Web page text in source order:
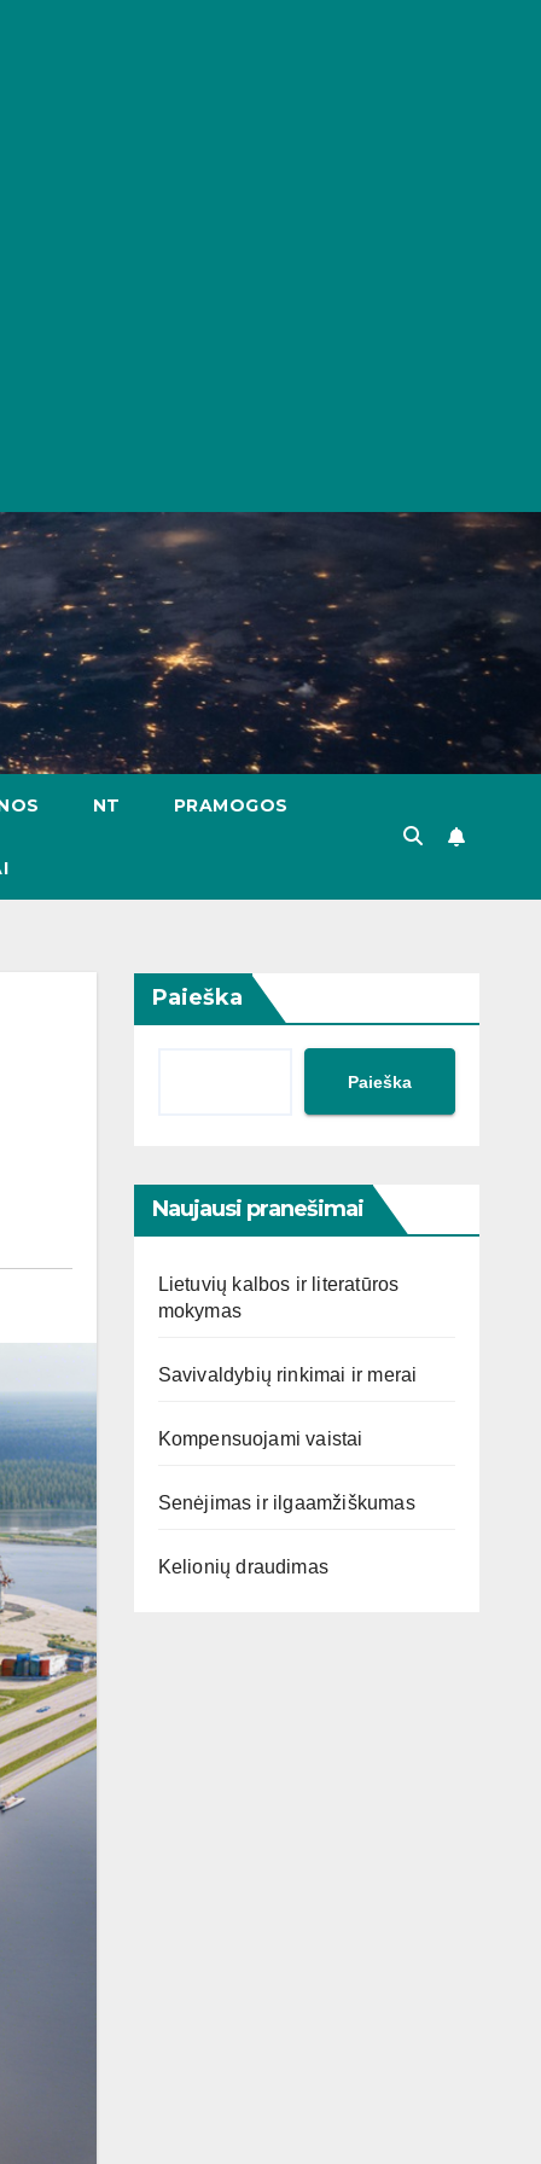
NT PRAMOGOS
Paieška
Paieška
Naujausi pranešimai
Lietuvių kalbos ir literatūros
mokymas
Savivaldybių rinkimai ir merai
Kompensuojami vaistai
Senėjimas ir ilgaamžiškumas
Kelionių draudimas